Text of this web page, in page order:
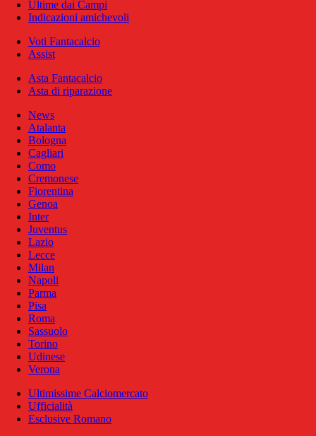
Ultime dai Campi
Indicazioni amichevoli
Voti Fantacalcio
Assist
Asta Fantacalcio
Asta di riparazione
News
Atalanta
Bologna
Cagliari
Como
Cremonese
Fiorentina
Genoa
Inter
Juventus
Lazio
Lecce
Milan
Napoli
Parma
Pisa
Roma
Sassuolo
Torino
Udinese
Verona
Ultimissime Calciomercato
Ufficialità
Esclusive Romano